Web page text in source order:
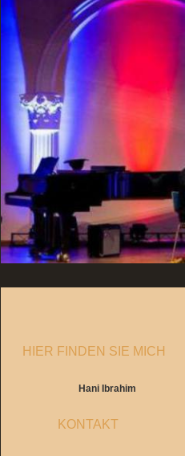
HIER FINDEN SIE MICH
Hani Ibrahim
KONTAKT